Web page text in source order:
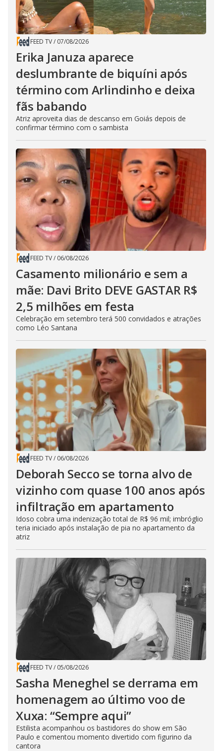
FEED TV/ 07/08/2026
Erika Januza aparece
deslumbrante de biquíni após
término com Arlindinho e deixa
fãs babando
Atriz aproveita dias de descanso em Goiás depois de
confirmar término com o sambista
FEED TV/ 06/08/2026
Casamento milionário e sem a
mãe: Davi Brito DEVE GASTAR R$
2,5 milhões em festa
Celebração em setembro terá 500 convidados e atrações
como Léo Santana
FEED TV/ 06/08/2026
Deborah Secco se torna alvo de
vizinho com quase 100 anos após
infiltração em apartamento
Idoso cobra uma indenização total de R$ 96 mil; imbróglio
teria iniciado após instalação de pia no apartamento da
atriz
FEED TV/ 05/08/2026
Sasha Meneghel se derrama em
homenagem ao último voo de
Xuxa: “Sempre aqui”
Estilista acompanhou os bastidores do show em São
Paulo e comentou momento divertido com figurino da
cantora